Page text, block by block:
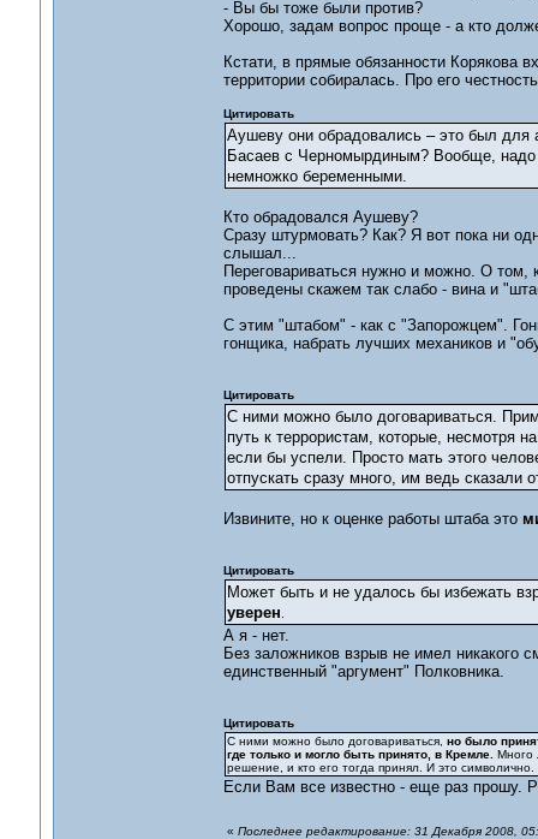
- Вы бы тоже были против?
Хорошо, задам вопрос проще - а кто
Кстати, в прямые обязанности Корякова
территории собиралась. Про его
Цитировать
Аушеву они обрадовались – это был для
Басаев с Черномырдиным? Вообще, надо
немножко беременными.
Кто обрадовался Аушеву?
Сразу штурмовать? Как? Я вот пока ни
слышал...
Переговариваться нужно и можно. О том,
проведены скажем так слабо - вина и
С этим "штабом" - как с "Запорожцем".
гонщика, набрать лучших механиков и
Цитировать
С ними можно было договариваться.
путь к террористам, которые, несмотря
если бы успели. Просто мать этого
отпускать сразу много, им ведь
Извините, но к оценке работы штаба это
Цитировать
Может быть и не удалось бы избежать
уверен
А я - нет.
Без заложников взрыв не имел никакого
единственный "аргумент" Полковника.
Цитировать
С ними можно было договариваться, но было
где только и могло быть принято, в Кремле. Много
решение, и кто его тогда принял. И это символично.
Если Вам все известно - еще раз прошу.
« Последнее редактирование: 31 Декабря 2008,